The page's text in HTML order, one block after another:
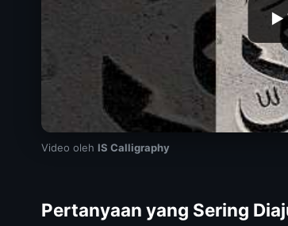
▶
Video oleh IS Calligraphy
Pertanyaan yang Sering